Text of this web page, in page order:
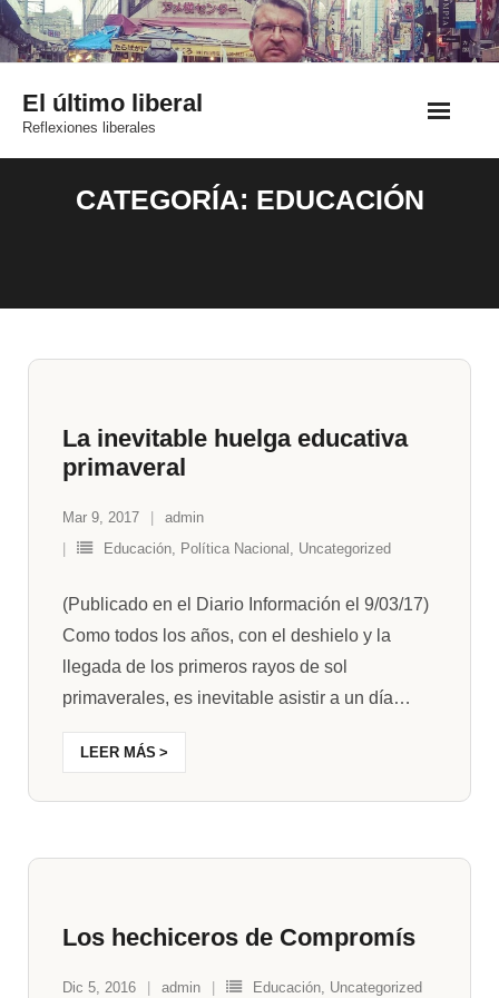
Saltar
al
El último liberal
Reflexiones liberales
CATEGORÍA: EDUCACIÓN
La inevitable huelga educativa
primaveral
Mar 9, 2017
admin
Educación, Política Nacional , Uncategorized
(Publicado en el Diario Información el 9/03/17)
Como todos los años, con el deshielo y la
llegada de los primeros rayos de sol
primaverales, es inevitable asistir a un día…
LEER MÁS
Los hechiceros de Compromís
Dic 5, 2016 admin Educación, Uncategorized